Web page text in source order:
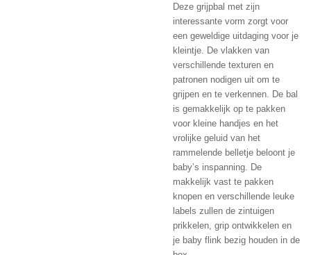
Deze grijpbal met zijn
interessante vorm zorgt voor
een geweldige uitdaging voor je
kleintje. De vlakken van
verschillende texturen en
patronen nodigen uit om te
grijpen en te verkennen. De bal
is gemakkelijk op te pakken
voor kleine handjes en het
vrolijke geluid van het
rammelende belletje beloont je
baby’s inspanning. De
makkelijk vast te pakken
knopen en verschillende leuke
labels zullen de zintuigen
prikkelen, grip ontwikkelen en
je baby flink bezig houden in de